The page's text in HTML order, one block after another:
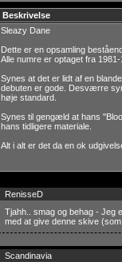
Beskrivelse
Sleazy Dane
Dette er en opsamling
Alle numre er optaget fra
Synes at det er lidt af en
debuten er gode. Desværre
høje standard.
Synes til gengæld at hans
hans tidligere materiale.
Alt i alt er det da en ok
RenisseD
Tjahh.. smag og behag - Jeg
med at give denne skive
Scandinavia